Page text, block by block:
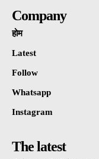
Company
होम
Latest
Follow
Whatsapp
Instagram
The latest